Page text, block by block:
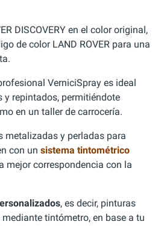
DISCOVERY en el color original,
de color LAND ROVER para una
VerniciSpray es ideal
y repintados, permitiéndote
en un taller de carrocería.
metalizadas y perladas para
con un sistema tintométrico
mejor correspondencia con la
, es decir, pinturas
tintómetro, en base a tu